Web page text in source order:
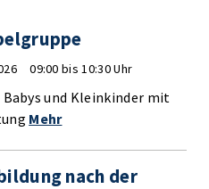
09:00 bis 10:30 Uhr
und Kleinkinder mit
Mehr
nach der